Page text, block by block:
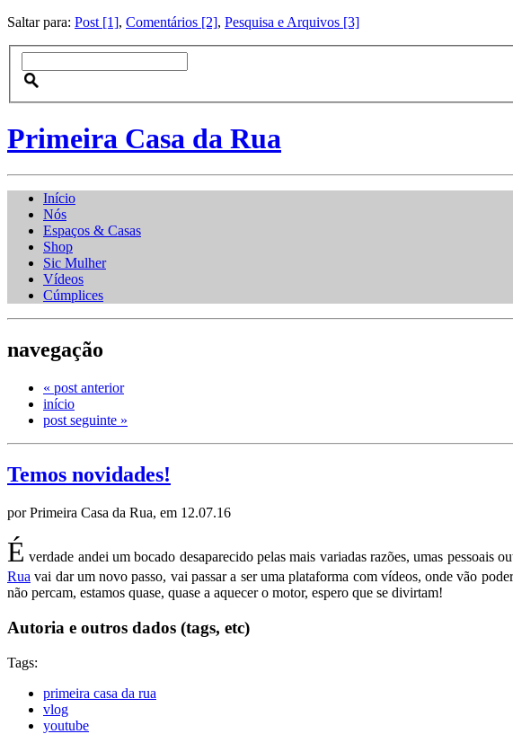
Saltar para: Post [1], Comentários [2], Pesquisa e Arquivos [3]
Primeira Casa da Rua
Início
Nós
Espaços & Casas
Shop
Sic Mulher
Vídeos
Cúmplices
navegação
« post anterior
início
post seguinte »
Temos novidades!
por Primeira Casa da Rua, em 12.07.16
É verdade andei um bocado desaparecido pelas mais variadas razões, umas
Rua vai dar um novo passo, vai passar a ser uma plataforma com vídeos, onde vão
não percam, estamos quase, quase a aquecer o motor, espero que se divirtam!
Autoria e outros dados (tags, etc)
Tags:
primeira casa da rua
vlog
youtube